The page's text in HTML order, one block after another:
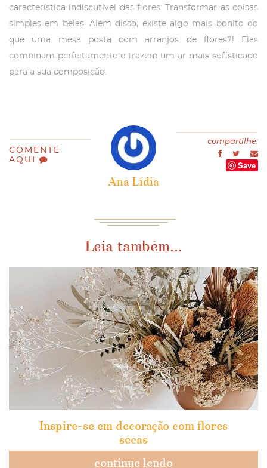
característica indiscutível das flores: Transformar as coisas
simples em belas. Além disso, existe algo mais bonito do
que uma mesa posta com arranjos de flores?! Elas
combinam perfeitamente e trazem um ar mais sofisticado
para a sua composição.
COMENTE
AQUI
Ana Lídia
compartilhe:
Save
Leia também...
Inspire-se em decoração com flores
secas
continue lendo